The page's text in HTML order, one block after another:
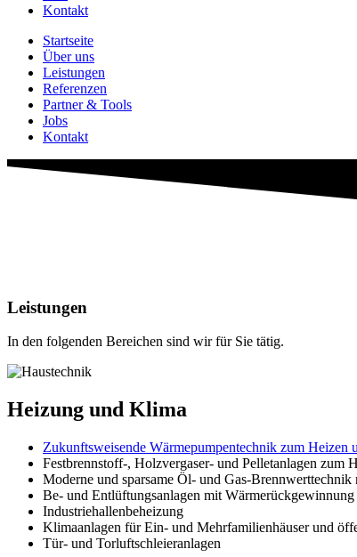
Kontakt
Startseite
Über uns
Leistungen
Referenzen
Partner & Tools
Jobs
Kontakt
Leistungen
In den folgenden Bereichen sind wir für Sie tätig.
Heizung und Klima
Zukunftsweisende Wärmepumpentechnik zum
Festbrennstoff-, Holzvergaser- und Pelletanlagen zum
Moderne und sparsame Öl- und Gas-
Be- und Entlüftungsanlagen mit Wärmerückgewinnung
Industriehallenbeheizung
Klimaanlagen für Ein- und Mehrfamilienhäuser und
Tür- und Torluftschleieranlagen